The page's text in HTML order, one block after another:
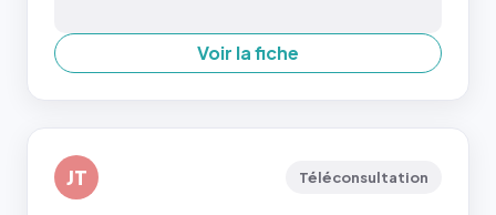
Voir la fiche
JT Téléconsultation